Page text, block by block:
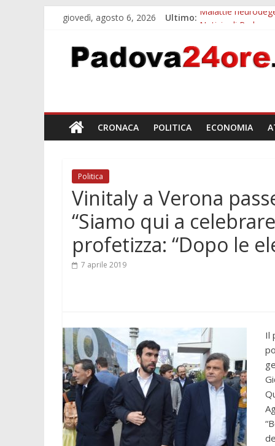
giovedì, agosto 6, 2026 Ultimo: Malattie
Notizie di
Transizione 4.0,
Quando le
CRONACA POLITICA ECONOMIA
Politica
Vinitaly a Verona
“Siamo qui a
profetizza: “Dopo le
7 aprile 2019
Il